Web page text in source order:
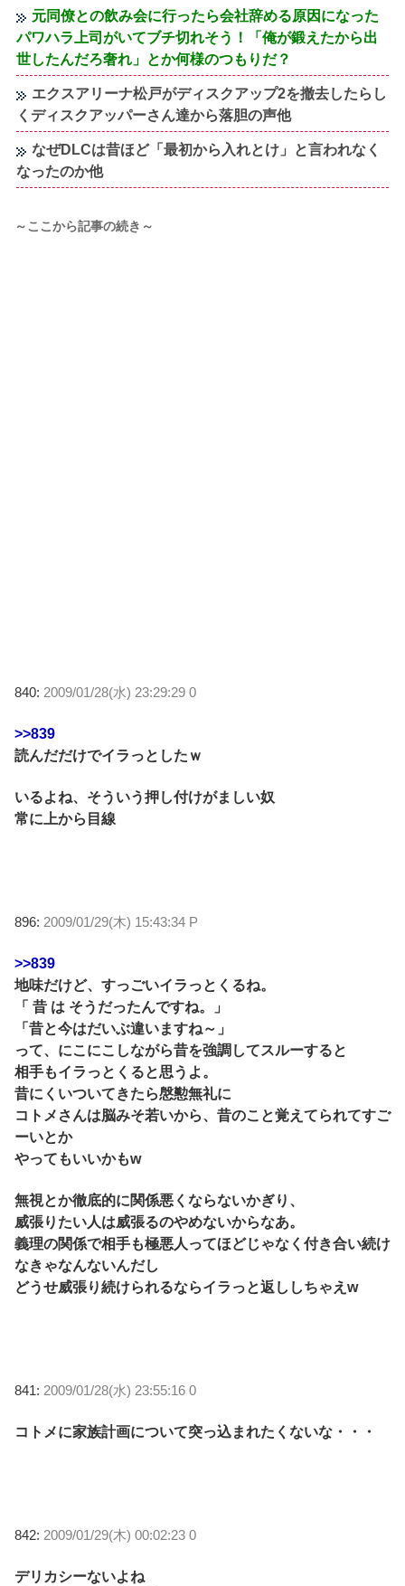
元同僚との飲み会に行ったら会社辞める原因になった
パワハラ上司がいてブチ切れそう！「俺が鍛えたから出
世したんだろ奢れ」とか何様のつもりだ？
エクスアリーナ松戸がディスクアップ2を撤去したらし
くディスクアッパーさん達から落胆の声他
なぜDLCは昔ほど「最初から入れとけ」と言われなく
なったのか他
～ここから記事の続き～
840: 2009/01/28(水) 23:29:29 0
>>839
読んだだけでイラっとしたｗ
いるよね、そういう押し付けがましい奴
常に上から目線
896: 2009/01/29(木) 15:43:34 P
>>839
地味だけど、すっごいイラっとくるね。
「 昔 は そうだったんですね。」
「昔と今はだいぶ違いますね～」
って、にこにこしながら昔を強調してスルーすると
相手もイラっとくると思うよ。
昔にくいついてきたら慇懃無礼に
コトメさんは脳みそ若いから、昔のこと覚えてられてすご
ーいとか
やってもいいかもw
無視とか徹底的に関係悪くならないかぎり、
威張りたい人は威張るのやめないからなあ。
義理の関係で相手も極悪人ってほどじゃなく付き合い続け
なきゃなんないんだし
どうせ威張り続けられるならイラっと返ししちゃえw
841: 2009/01/28(水) 23:55:16 0
コトメに家族計画について突っ込まれたくないな・・・
842: 2009/01/29(木) 00:02:23 0
デリカシーないよね